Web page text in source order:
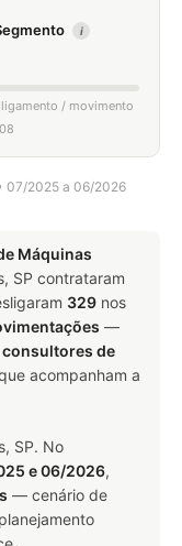
i
/ movimento
07/2025 a 06/2026
Máquinas
SP contrataram
329 nos
—
consultores de
acompanham a
SP. No
e 06/2026,
— cenário de